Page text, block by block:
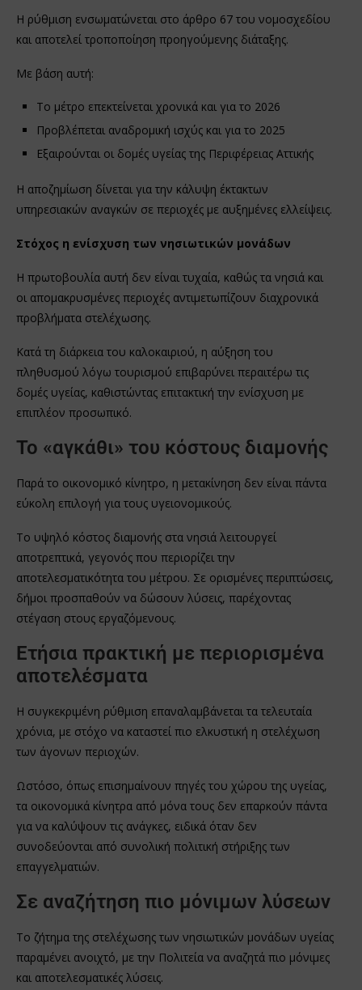
Η ρύθμιση ενσωματώνεται στο άρθρο 67 του νομοσχεδίου
και αποτελεί τροποποίηση προηγούμενης διάταξης.
Με βάση αυτή:
Το μέτρο επεκτείνεται χρονικά και για το 2026
Προβλέπεται αναδρομική ισχύς και για το 2025
Εξαιρούνται οι δομές υγείας της Περιφέρειας Αττικής
Η αποζημίωση δίνεται για την κάλυψη έκτακτων
υπηρεσιακών αναγκών σε περιοχές με αυξημένες ελλείψεις.
Στόχος η ενίσχυση των νησιωτικών μονάδων
Η πρωτοβουλία αυτή δεν είναι τυχαία, καθώς τα νησιά και
οι απομακρυσμένες περιοχές αντιμετωπίζουν διαχρονικά
προβλήματα στελέχωσης.
Κατά τη διάρκεια του καλοκαιριού, η αύξηση του
πληθυσμού λόγω τουρισμού επιβαρύνει περαιτέρω τις
δομές υγείας, καθιστώντας επιτακτική την ενίσχυση με
επιπλέον προσωπικό.
Το «αγκάθι» του κόστους διαμονής
Παρά το οικονομικό κίνητρο, η μετακίνηση δεν είναι πάντα
εύκολη επιλογή για τους υγειονομικούς.
Το υψηλό κόστος διαμονής στα νησιά λειτουργεί
αποτρεπτικά, γεγονός που περιορίζει την
αποτελεσματικότητα του μέτρου. Σε ορισμένες περιπτώσεις,
δήμοι προσπαθούν να δώσουν λύσεις, παρέχοντας
στέγαση στους εργαζόμενους.
Ετήσια πρακτική με περιορισμένα
αποτελέσματα
Η συγκεκριμένη ρύθμιση επαναλαμβάνεται τα τελευταία
χρόνια, με στόχο να καταστεί πιο ελκυστική η στελέχωση
των άγονων περιοχών.
Ωστόσο, όπως επισημαίνουν πηγές του χώρου της υγείας,
τα οικονομικά κίνητρα από μόνα τους δεν επαρκούν πάντα
για να καλύψουν τις ανάγκες, ειδικά όταν δεν
συνοδεύονται από συνολική πολιτική στήριξης των
επαγγελματιών.
Σε αναζήτηση πιο μόνιμων λύσεων
Το ζήτημα της στελέχωσης των νησιωτικών μονάδων υγείας
παραμένει ανοιχτό, με την Πολιτεία να αναζητά πιο μόνιμες
και αποτελεσματικές λύσεις.